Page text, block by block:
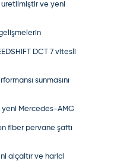
ve yeni
DCT 7 vitesli
sunmasını
yeni Mercedes-AMG
fiber pervane şaftı
alçaltır ve harici